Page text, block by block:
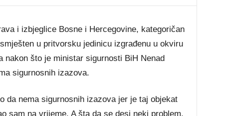
i izbjeglice Bosne i Hercegovine, kategoričan
u pritvorsku jedinicu izgrađenu u okviru
nakon što je ministar sigurnosti BiH Nenad
sigurnosnih izazova.
da nema sigurnosnih izazova jer je taj objekat
sam na vrijeme. A šta da se desi neki problem.